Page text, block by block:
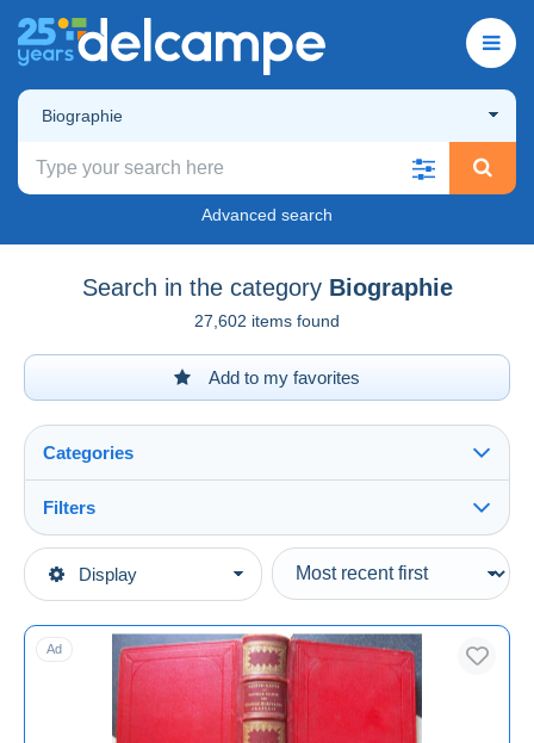
Biographie
Advanced search
Search in the category Biographie
27,602 items found
Add to my favorites
Display
Categories
Main categories
French
Cultural
Biographie
Filters
Type of sale
Ongoing
Fixed prices
Auction sales with bids
Auctions without bids
Auction houses
Ad